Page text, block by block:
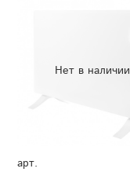
Нет в наличии
арт.